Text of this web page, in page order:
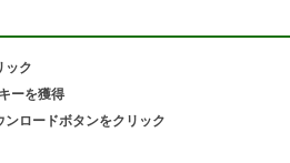
ック
ーを獲得
ンロードボタンをクリック